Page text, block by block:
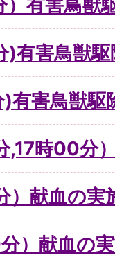
）有害鳥獣
有害鳥獣
有害鳥獣駆
,17時00分
）献血の実
）献血の